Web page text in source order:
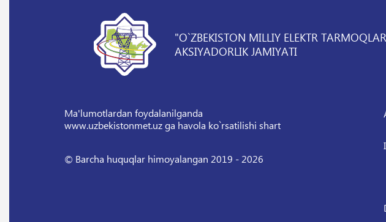
"O`ZBEKISTON MILLIY ELEKTR
AKSIYADORLIK JAMIYATI
Ma'lumotlardan foydalanilganda
www.uzbekistonmet.uz ga havola ko`rsatilishi shart
© Barcha huquqlar himoyalangan 2019 - 2026